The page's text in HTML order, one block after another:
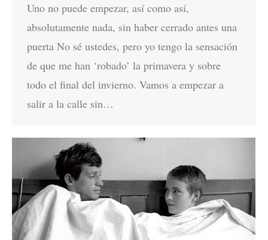
Uno no puede empezar, así como así,
absolutamente nada, sin haber cerrado antes una
puerta No sé ustedes, pero yo tengo la sensación
de que me han ‘robado’ la primavera y sobre
todo el final del invierno. Vamos a empezar a
salir a la calle sin…